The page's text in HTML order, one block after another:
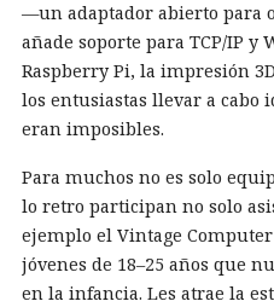
—un adaptador abierto para
añade soporte para TCP/IP y
Raspberry Pi, la impresión
los entusiastas llevar a cabo
eran imposibles.
Para muchos no es solo
lo retro participan no solo
ejemplo el Vintage
jóvenes de 18–25 años que
en la infancia. Les atrae la